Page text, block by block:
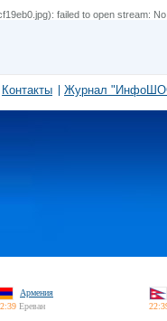
failed to open stream:
Контакты Журнал
Армения
Ереван